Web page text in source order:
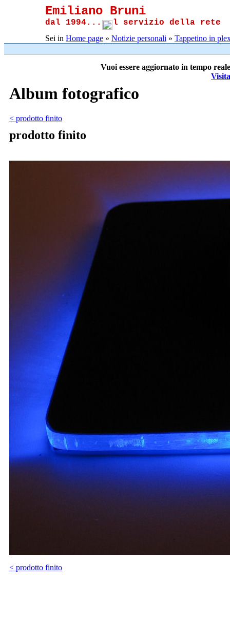
Emiliano Bruni
dal 1994... l servizio della rete
Sei in Home page » Notizie personali » Tappetino in
Vuoi essere aggiornato in tempo
Album fotografico
< prodotto finito
prodotto finito
< prodotto finito